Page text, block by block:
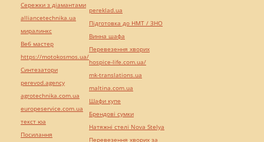
Сережки з діамантами
alliancetechnika.ua
миралинкс
Веб мастер
https://motokosmos.ua/
Синтезатори
perevod.agency
agrotechnika.com.ua
europeservice.com.ua
текст юа
Посилання
pereklad.ua
Підготовка до НМТ / ЗНО
Винна шафа
Перевезення хворих
hospice-life.com.ua/
mk-translations.ua
maltina.com.ua
Шафи купе
Брендові сумки
Натяжні стелі Nova Stelya
Перевезення хворих за